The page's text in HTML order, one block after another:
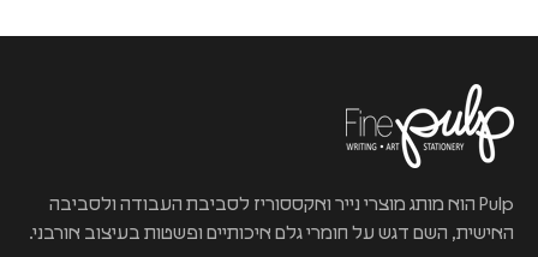
Pulp הוא מותג מוצרי נייר ואקססוריז לסביבת העבודה ולסביבה
האישית, השם דגש על חומרי גלם איכותיים ופשטות בעיצוב אורבני.